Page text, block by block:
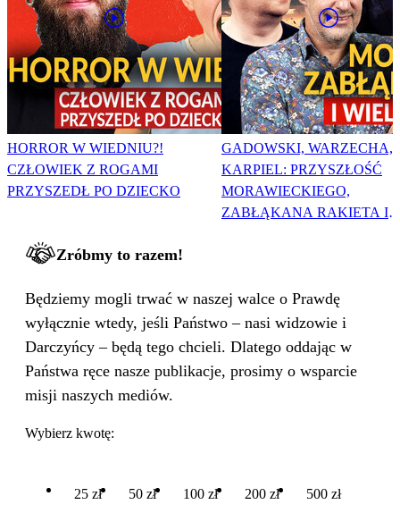
HORROR W WIEDNIU?!
CZŁOWIEK Z ROGAMI
PRZYSZEDŁ PO DZIECKO
GADOWSKI, WARZECHA,
KARPIEL: PRZYSZŁOŚĆ
MORAWIECKIEGO,
ZABŁĄKANA RAKIETA I
Zróbmy to razem!
Będziemy mogli trwać w naszej walce o Prawdę
wyłącznie wtedy, jeśli Państwo – nasi widzowie i
Darczyńcy – będą tego chcieli. Dlatego oddając w
Państwa ręce nasze publikacje, prosimy o wsparcie
misji naszych mediów.
Wybierz kwotę:
25 zł 50 zł 100 zł 200 zł 500 zł